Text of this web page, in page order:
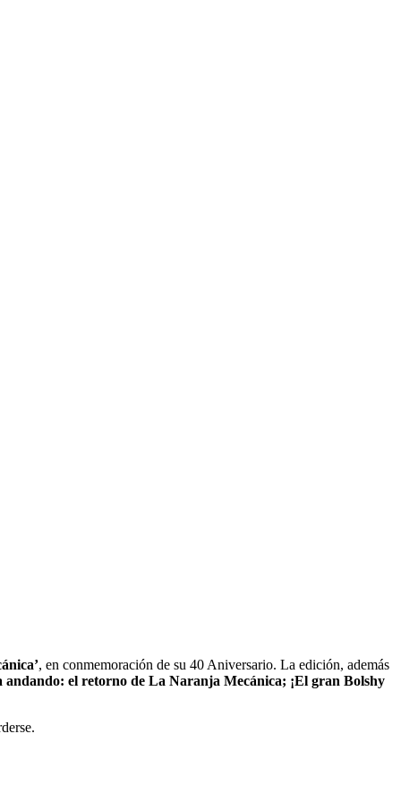
, en conmemoración de su 40 Aniversario. La edición, además
el retorno de La Naranja Mecánica; ¡El gran Bolshy